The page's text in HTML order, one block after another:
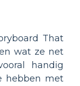
That
wat ze net
handig
hebben met